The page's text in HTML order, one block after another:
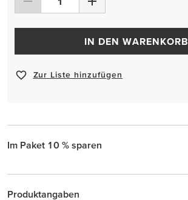
IN DEN WARENKORB
Zur Liste hinzufügen
Im Paket 10 % sparen
Produktangaben